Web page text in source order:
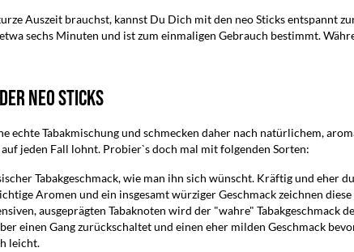
Auszeit brauchst, kannst Du Dich mit den neo Sticks entspannt
sechs Minuten und ist zum einmaligen Gebrauch bestimmt.
neo Sticks
echte Tabakmischung und schmecken daher nach natürlichem,
jeden Fall lohnt. Probier`s doch mal mit folgenden Sorten:
Tabakgeschmack, wie man ihn sich wünscht. Kräftig und eher
Aromen und ein insgesamt würziger Geschmack zeichnen
ausgeprägten Tabaknoten wird der "wahre" Tabakgeschmack
einen Gang zurückschaltet und einen eher milden Geschmack
leicht.